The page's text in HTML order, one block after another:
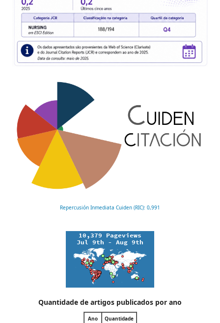
Repercusión Inmediata Cuiden (RIC): 0,991
Quantidade de artigos publicados por ano
Ano
Quantidade